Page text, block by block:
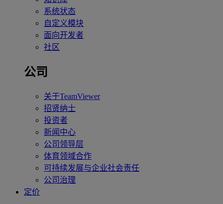
系统状态
自定义模块
面向开发者
社区
公司
关于TeamViewer
招贤纳士
投资者
新闻中心
公司领导层
体育领域合作
可持续发展与企业社会责任
公司治理
定价